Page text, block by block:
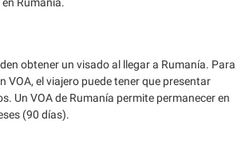
obtener un visado al llegar a Rumanía. Para
VOA, el viajero puede tener que presentar
Un VOA de Rumanía permite permanecer en
(90 días).